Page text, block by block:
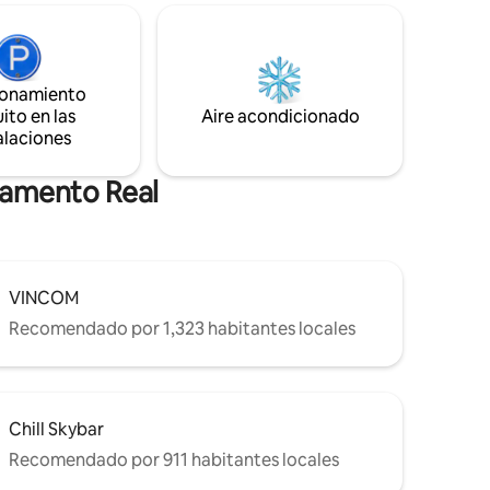
y vida
la
4
contigo: fácil autoacceso las 24 horas del
día, los 7 días de la semana y un equipo de
en las
Aire acondicionado
Real
VINCOM
Recomendado por 1,323 habitantes locales
Chill Skybar
Recomendado por 911 habitantes locales